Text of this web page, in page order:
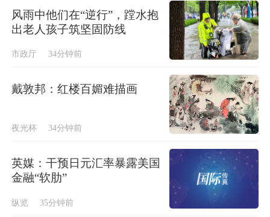
风雨中他们在“逆行”，蹚水抱
出老人孩子筑坚固防线
市政厅 34分钟前
戴敦邦：红楼百媚难描画
夜光杯 34分钟前
英媒：干预日元汇率暴露美国
金融“软肋”
纵览 35分钟前